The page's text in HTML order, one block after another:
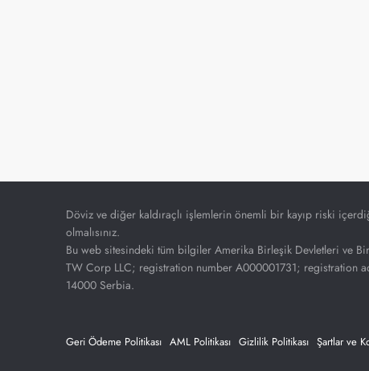
Döviz ve diğer kaldıraçlı işlemlerin önemli bir kayıp riski
olmalısınız.
Bu web sitesindeki tüm bilgiler Amerika Birleşik Devletleri ve
TW Corp LLC; registration number A000001731; registration
14000 Serbia.
Geri Ödeme Politikası AML Politikası Gizlilik Politikası Şartlar ve